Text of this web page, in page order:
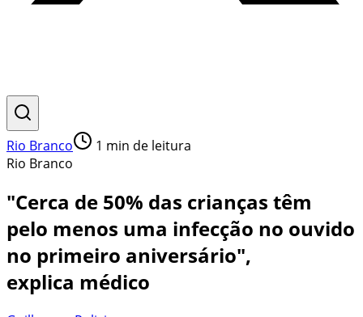
Rio Branco 1 min de leitura
Rio Branco
"Cerca de 50% das crianças têm
pelo menos uma infecção no ouvido
no primeiro aniversário",
explica médico